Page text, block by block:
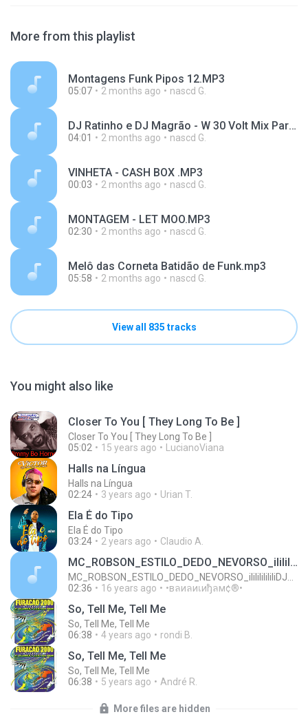
More from this playlist
Montagens Funk Pipos 12.MP3
05:07 2 months ago nascd G.
DJ Ratinho e DJ Magrão - W 30 Volt Mix Part II.mp3
04:01 2 months ago nascd G.
VINHETA - CASH BOX .MP3
00:03 2 months ago nascd G.
MONTAGEM - LET MOO.MP3
02:30 2 months ago nascd G.
Melô das Corneta Batidão de Funk.mp3
05:58 2 months ago nascd G.
View all 835 tracks
You might also like
Closer To You [ They Long To Be ]
Closer To You [ They Long To Be ]
05:02
15 years ago LucianoViana
Halls na Língua
Halls na Língua
02:24
3 years ago Urian T.
Ela É do Tipo
Ela É do Tipo
03:24
2 years ago Claudio A.
MC_ROBSON_ESTILO_DEDO_NEVORSO_ililililililiDJBANANINHAMCilililililili FUNK STUDIO MUSIC
02:36
16 years ago •вลиลиเиђลм¢®•
So, Tell Me, Tell Me
So, Tell Me, Tell Me
06:38
4 years ago rondi B.
So, Tell Me, Tell Me
So, Tell Me, Tell Me
06:38
5 years ago André R.
More files are hidden